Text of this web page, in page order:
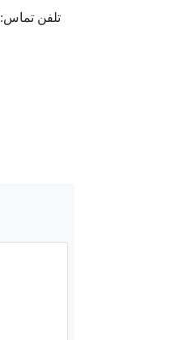
تلفن تماس: 09121995406 – 02128111034